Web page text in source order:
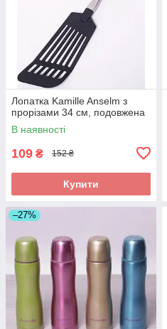
Лопатка Kamille Anselm з
прорізами 34 см, подовжена
В наявності
109 ₴ 152 ₴
Купити
–27%